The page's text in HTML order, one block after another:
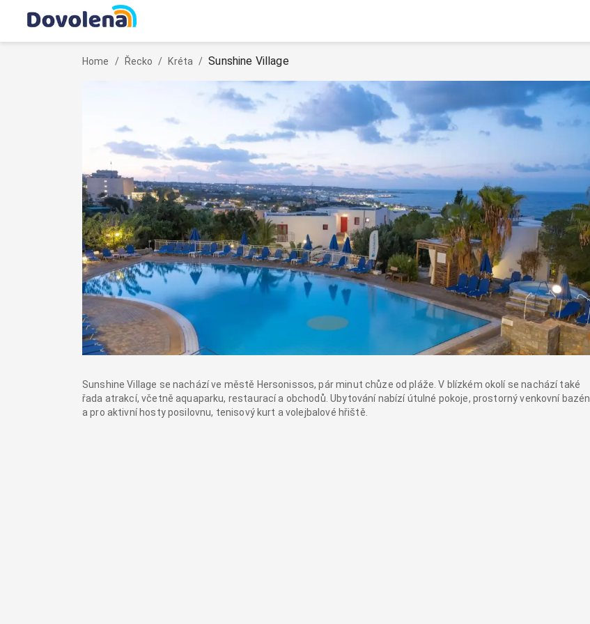
Home / Řecko / Kréta / Sunshine Village
Sunshine Village se nachází ve městě Hersonissos, pár minut chůze od pláže. V blízkém okolí se nachází také
řada atrakcí, včetně aquaparku, restaurací a obchodů. Ubytování nabízí útulné pokoje, prostorný venkovní bazén
a pro aktivní hosty posilovnu, tenisový kurt a volejbalové hřiště.